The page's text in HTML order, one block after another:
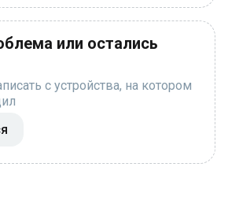
или остались
с устройства, на котором